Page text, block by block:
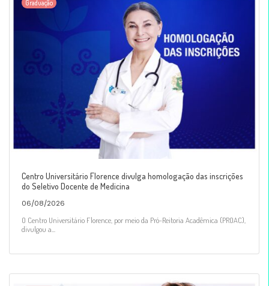
Graduação
Centro Universitário Florence divulga homologação das inscrições
do Seletivo Docente de Medicina
06/08/2026
O Centro Universitário Florence, por meio da Pró-Reitoria Acadêmica (PROAC),
divulgou a...